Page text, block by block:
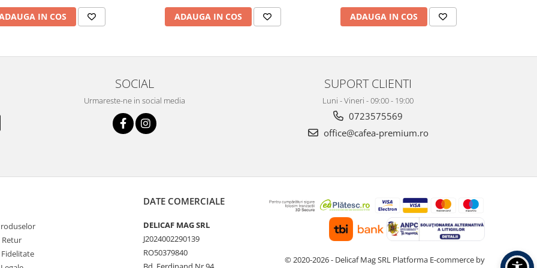
IN COS ADAUGA IN COS ADAUGA IN COS
SOCIAL
Urmareste-ne in social media
SUPORT CLIENTI
Luni - Vineri - 09:00 - 19:00
0723575569
office@cafea-premium.ro
Retur
DATE COMERCIALE
DELICAF MAG SRL
J2024002290139
RO50379840
© 2020-2026 - Delicaf Mag SRL Platforma E-commerce by